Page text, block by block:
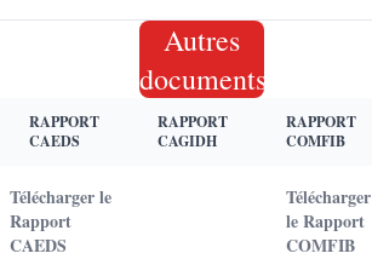
Autres
documents
RAPPORT
CAEDS
RAPPORT
CAGIDH
RAPPORT
COMFIB
Télécharger le
Rapport
CAEDS
Télécharger
le Rapport
COMFIB